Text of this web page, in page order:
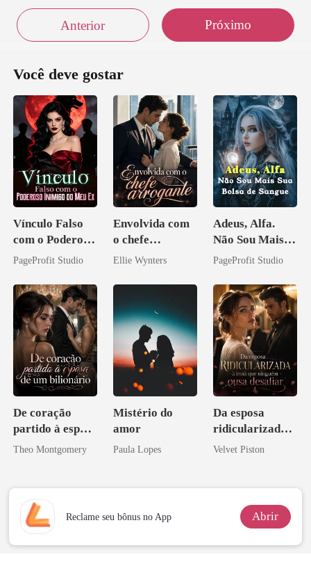
Anterior Próximo
Você deve gostar
Vínculo Falso
com o Poderoso
Inimigo do Meu
PageProfit Studio
Envolvida com
o chefe
arrogante
Ellie Wynters
Adeus, Alfa.
Não Sou Mais
Sua Bolsa de
PageProfit Studio
De coração
partido à esposa
de um bilionário
Theo Montgomery
Mistério do
amor
Paula Lopes
Da esposa
ridicularizada à
irmã que
Velvet Piston
Reclame seu bônus no App Abrir